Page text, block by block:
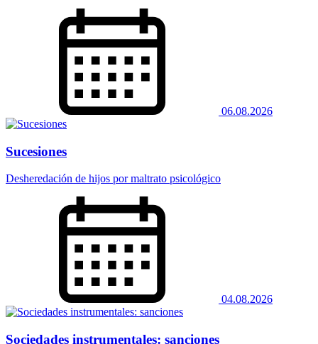
06.08.2026
Sucesiones
Desheredación de hijos por maltrato psicológico
04.08.2026
Sociedades instrumentales: sanciones